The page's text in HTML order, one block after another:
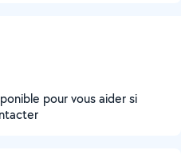
pour vous aider si